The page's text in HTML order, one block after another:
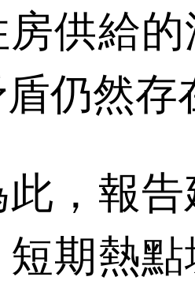
供給
仍然存
報告
短期熱